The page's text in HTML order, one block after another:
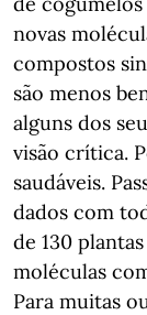
novas
compostos
são menos
alguns dos
visão crítica.
saudáveis.
dados com
de 130
moléculas
Para muitas